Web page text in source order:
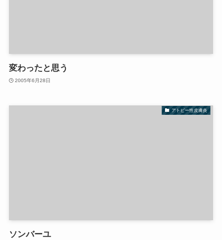
変わったと思う
2005年6月28日
アトピー性皮膚炎
ソンバーユ